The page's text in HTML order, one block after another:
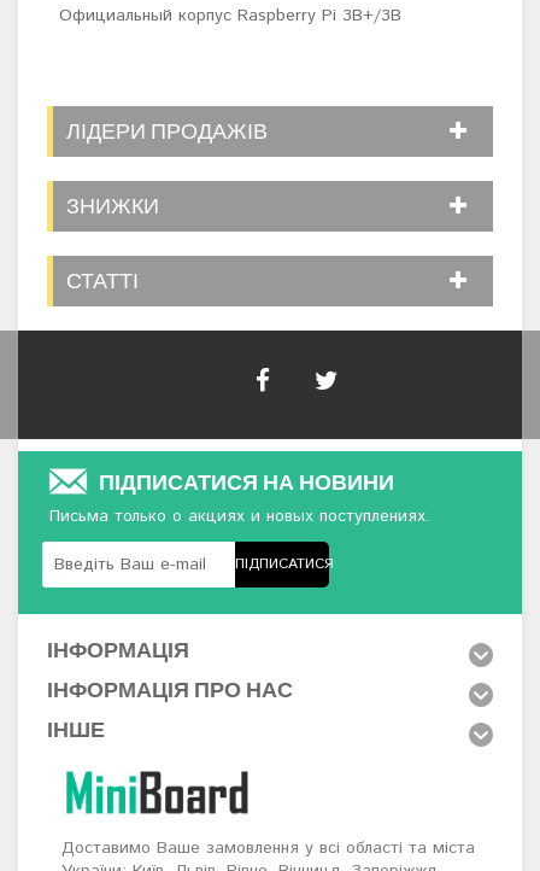
Официальный корпус Raspberry Pi 3B+/3B
ЛІДЕРИ ПРОДАЖІВ
ЗНИЖКИ
СТАТТІ
ПІДПИСАТИСЯ НА НОВИНИ
Письма только о акциях и новых поступлениях.
ПІДПИСАТИСЯ
ІНФОРМАЦІЯ
ІНФОРМАЦІЯ ПРО НАС
ІНШЕ
Доставимо Ваше замовлення у всі області та міста